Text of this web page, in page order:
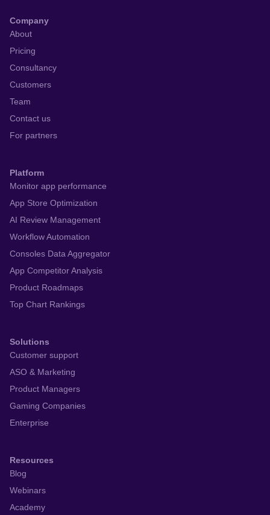
Company
About
Pricing
Consultancy
Customers
Team
Contact us
For partners
Platform
Monitor app performance
App Store Optimization
AI Review Management
Workflow Automation
Consoles Data Aggregator
App Competitor Analysis
Product Roadmaps
Top Chart Rankings
Solutions
Customer support
ASO & Marketing
Product Managers
Gaming Companies
Enterprise
Resources
Blog
Webinars
Academy